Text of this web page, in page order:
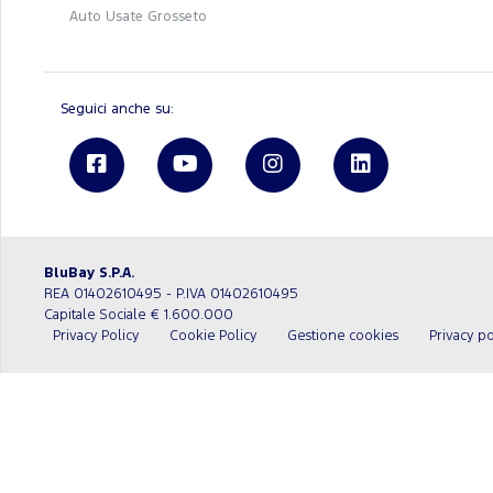
Auto Usate Grosseto
Seguici anche su:
BluBay S.P.A.
REA 01402610495 - P.IVA 01402610495
Capitale Sociale € 1.600.000
Privacy Policy
Cookie Policy Gestione cookies Privacy